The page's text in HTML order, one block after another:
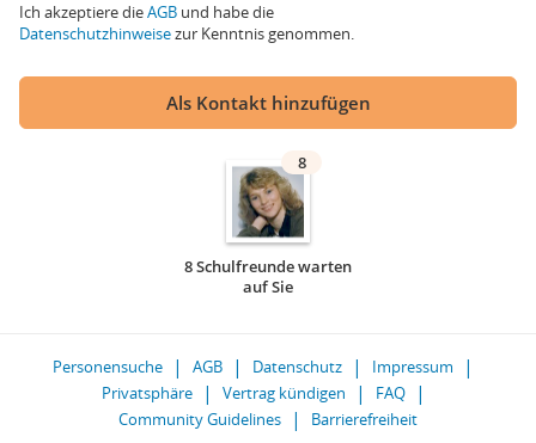
Ich akzeptiere dieAGB und habe die
Datenschutzhinweisezur Kenntnis genommen.
Als Kontakt hinzufügen
8
8 Schulfreunde warten
auf Sie
Personensuche AGB Datenschutz
Impressum
Privatsphäre
Vertrag kündigen
FAQ
Community Guidelines
Barrierefreiheit